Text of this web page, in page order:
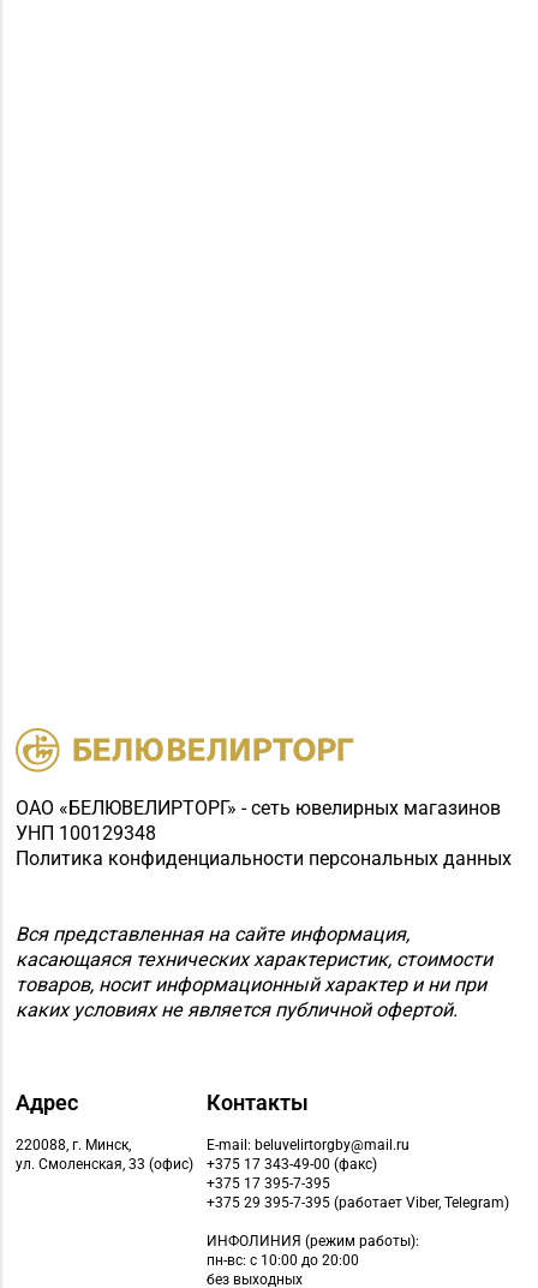
ОАО «БЕЛЮВЕЛИРТОРГ» - сеть ювелирных магазинов
УНП 100129348
Политика конфиденциальности персональных данных
Вся представленная на сайте информация,
касающаяся технических характеристик, стоимости
товаров, носит информационный характер и ни при
каких условиях не является публичной офертой.
Адрес
220088, г. Минск,
ул. Смоленская, 33 (офис)
Контакты
E-mail: beluvelirtorgby@mail.ru
+375 17 343-49-00 (факс)
+375 17 395-7-395
+375 29 395-7-395 (работает Viber, Telegram)
ИНФОЛИНИЯ (режим работы):
пн-вс: с 10:00 до 20:00
без выходных